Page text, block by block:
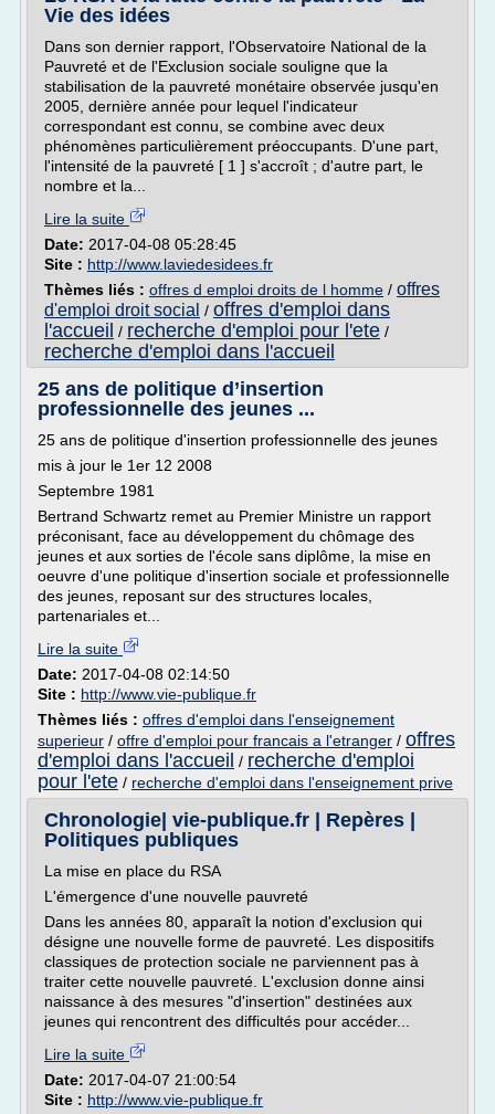
Vie des idées
Dans son dernier rapport, l'Observatoire National de la
Pauvreté et de l'Exclusion sociale souligne que la
stabilisation de la pauvreté monétaire observée jusqu'en
2005, dernière année pour lequel l'indicateur
correspondant est connu, se combine avec deux
phénomènes particulièrement préoccupants. D'une part,
l'intensité de la pauvreté [ 1 ] s'accroît ; d'autre part, le
nombre et la...
Lire la suite
Date: 2017-04-08 05:28:45
Site : http://www.laviedesidees.fr
Thèmes liés : offres d emploi droits de l homme / offres
d'emploi droit social / offres d'emploi dans
l'accueil / recherche d'emploi pour l'ete /
recherche d'emploi dans l'accueil
25 ans de politique d’insertion
professionnelle des jeunes ...
25 ans de politique d'insertion professionnelle des jeunes
mis à jour le 1er 12 2008
Septembre 1981
Bertrand Schwartz remet au Premier Ministre un rapport
préconisant, face au développement du chômage des
jeunes et aux sorties de l'école sans diplôme, la mise en
oeuvre d'une politique d'insertion sociale et professionnelle
des jeunes, reposant sur des structures locales,
partenariales et...
Lire la suite
Date: 2017-04-08 02:14:50
Site : http://www.vie-publique.fr
Thèmes liés : offres d'emploi dans l'enseignement
superieur / offre d'emploi pour francais a l'etranger / offres
d'emploi dans l'accueil / recherche d'emploi
pour l'ete / recherche d'emploi dans l'enseignement prive
Chronologie| vie-publique.fr | Repères |
Politiques publiques
La mise en place du RSA
L'émergence d'une nouvelle pauvreté
Dans les années 80, apparaît la notion d'exclusion qui
désigne une nouvelle forme de pauvreté. Les dispositifs
classiques de protection sociale ne parviennent pas à
traiter cette nouvelle pauvreté. L'exclusion donne ainsi
naissance à des mesures "d'insertion" destinées aux
jeunes qui rencontrent des difficultés pour accéder...
Lire la suite
Date: 2017-04-07 21:00:54
Site : http://www.vie-publique.fr